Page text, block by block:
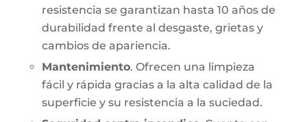
resistencia se garantizan hasta 10 años de
durabilidad frente al desgaste, grietas y
cambios de apariencia.
Mantenimiento. Ofrecen una limpieza
fácil y rápida gracias a la alta calidad de la
superficie y su resistencia a la suciedad.